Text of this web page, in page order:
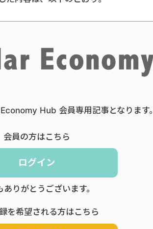
Hub 会員専用記事となります。
会員の方はこちら
ログイン
ありがとうございます。
を希望される方はこちら